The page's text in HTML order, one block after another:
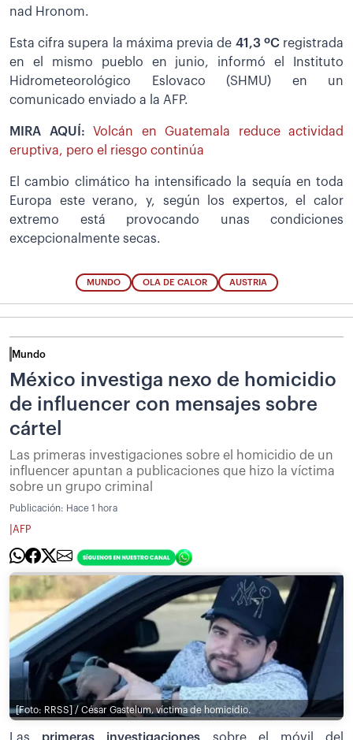
nad Hronom.
Esta cifra supera la máxima previa de 41,3 ºCregistrada
en el mismo pueblo en junio, informó el Instituto
Hidrometeorológico Eslovaco (SHMU) en un
comunicado enviado a la AFP.
MIRA AQUÍ: Volcán en Guatemala reduce actividad
eruptiva, pero el riesgo continúa
El cambio climático ha intensificado la sequía en toda
Europa este verano, y, según los expertos, el calor
extremo está provocando unas condiciones
excepcionalmente secas.
MUNDO OLA DE CALOR AUSTRIA
Mundo
México investiga nexo de homicidio
de influencer con mensajes sobre
cártel
Las primeras investigaciones sobre el homicidio de un
influencer apuntan a publicaciones que hizo la víctima
sobre un grupo criminal
Publicación: Hace 1 hora
AFP
[Foto: RRSS] / César Gastelum, víctima de homicidio.
Las primeras investigaciones sobre el móvil del